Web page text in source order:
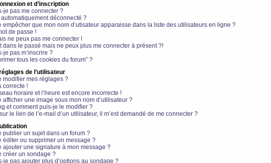
et d’inscription
je pas me connecter ?
déconnecté ?
empêcher que mon nom d’utisateur apparaisse dans la liste des utilisateurs en ligne ?
de passe !
ne peux pas me connecter !
dans le passé mais ne peux plus me connecter à présent ?!
je pas m’inscrire ?
tous les cookies du forum” ?
de l’utilisateur
modifier mes réglages ?
correcte !
horaire et l’heure est encore incorrecte !
afficher une image sous mon nom d’utilisateur ?
et comment puis-je le modifier ?
le lien de l’e-mail d’un utilisateur, il m’est demandé de me connecter ?
publier un sujet dans un forum ?
éditer ou supprimer un message ?
ajouter une signature à mon message ?
créer un sondage ?
je pas ajouter plus d’options au sondage ?